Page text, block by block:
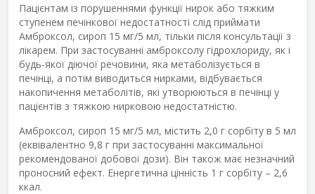
Пацієнтам із порушеннями функції нирок або тяжким
ступенем печінкової недостатності слід приймати
Амброксол, сироп 15 мг/5 мл, тільки після консультації з
лікарем. При застосуванні амброксолу гідрохлориду, як і
будь-якої діючої речовини, яка метаболізується в
печінці, а потім виводиться нирками, відбувається
накопичення метаболітів, які утворюються в печінці у
пацієнтів з тяжкою нирковою недостатністю.
Амброксол, сироп 15 мг/5 мл, містить 2,0 г сорбіту в 5 мл
(еквівалентно 9,8 г при застосуванні максимальної
рекомендованої добової дози). Він також має незначний
проносний ефект. Енергетична цінність 1 г сорбіту – 2,6
ккал.